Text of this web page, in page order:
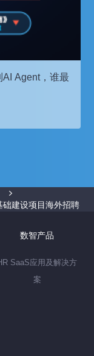
Agent，谁最
础建设项目海外招聘
数智产品
SaaS应用及解决方
案